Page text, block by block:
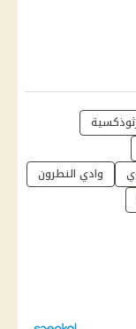
وادي النطرون